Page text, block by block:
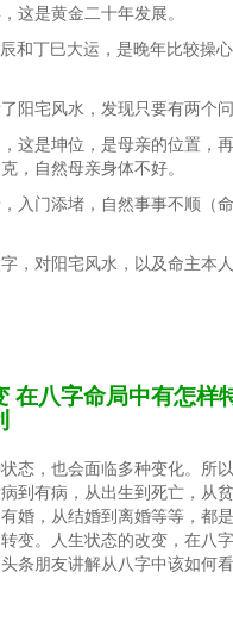
这是黄金二十年发展。
和丁巳大运，是晚年比较操
阳宅风水，发现只要有两个问
这是坤位，是母亲的位置，
，自然母亲身体不好。
入门添堵，自然事事不顺（
，对阳宅风水，以及命主本
在八字命局中有怎样
态，也会面临多种变化。所
到有病，从出生到死亡，从
婚，从结婚到离婚等等，都
变。人生状态的改变，在八
条朋友讲解从八字中该如何